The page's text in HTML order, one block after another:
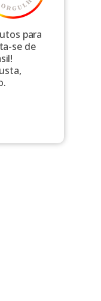
para
se de